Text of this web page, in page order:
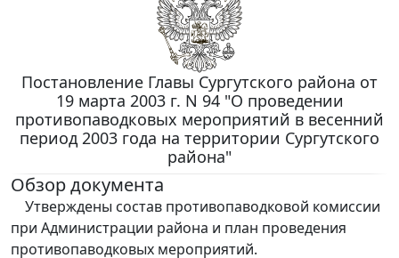
Постановление Главы Сургутского района от
19 марта 2003 г. N 94 "О проведении
противопаводковых мероприятий в весенний
период 2003 года на территории Сургутского
района"
Обзор документа
Утверждены состав противопаводковой комиссии
при Администрации района и план проведения
противопаводковых мероприятий.